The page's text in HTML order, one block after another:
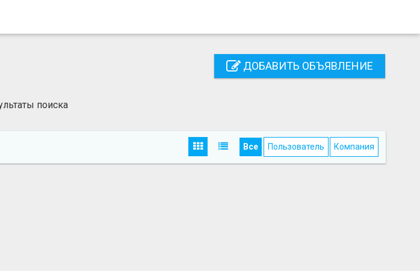
ДОБАВИТЬ ОБЪЯВЛЕНИЕ
поиска
Все Пользователь Компания